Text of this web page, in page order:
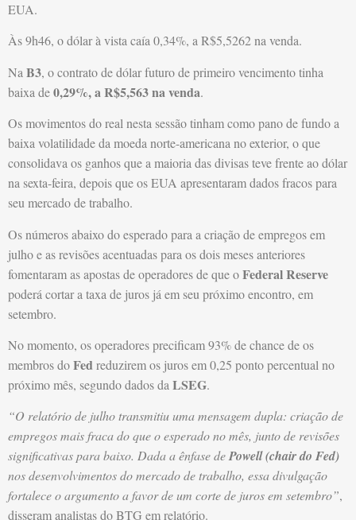
EUA.
Às 9h46, o dólar à vista caía 0,34%, a R$5,5262 na venda.
Na B3, o contrato de dólar futuro de primeiro vencimento tinha
baixa de0,29%, a R$5,563 na venda.
Os movimentos do real nesta sessão tinham como pano de fundo a
baixa volatilidade da moeda norte-americana no exterior, o que
consolidava os ganhos que a maioria das divisas teve frente ao dólar
na sexta-feira, depois que os EUA apresentaram dados fracos para
seu mercado de trabalho.
Os números abaixo do esperado para a criação de empregos em
julho e as revisões acentuadas para os dois meses anteriores
fomentaram as apostas de operadores de que oFederal Reserve
poderá cortar a taxa de juros já em seu próximo encontro, em
setembro.
No momento, os operadores precificam 93% de chance de os
membros doFedreduzirem os juros em 0,25 ponto percentual no
próximo mês, segundo dados da LSEG.
“O relatório de julho transmitiu uma mensagem dupla: criação de
empregos mais fraca do que o esperado no mês, junto de revisões
significativas para baixo. Dada a ênfase dePowell (chair do Fed)
nos desenvolvimentos do mercado de trabalho, essa divulgação
fortalece o argumento a favor de um corte de juros em setembro”,
disseram analistas do BTG em relatório.